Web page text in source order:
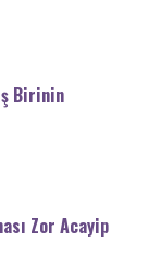
Birinin
Zor Acayip